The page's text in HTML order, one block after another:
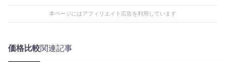
本ページにはアフィリエイト広告を利用しています
価格比較関連記事